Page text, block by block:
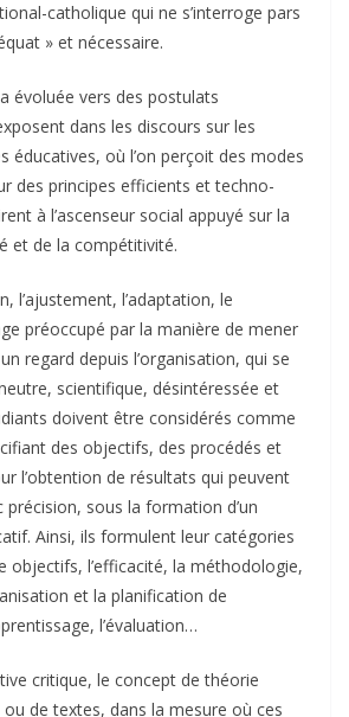
catholique qui ne s’interroge pars
» et nécessaire.
évoluée vers des postulats
dans les discours sur les
éducatives, où l’on perçoit des modes
des principes efficients et techno-
à l’ascenseur social appuyé sur la
et de la compétitivité.
l’ajustement, l’adaptation, le
préoccupé par la manière de mener
un regard depuis l’organisation, qui se
scientifique, désintéressée et
doivent être considérés comme
des objectifs, des procédés et
l’obtention de résultats qui peuvent
sous la formation d’un
Ainsi, ils formulent leur catégories
objectifs, l’efficacité, la méthodologie,
et la planification de
l’évaluation…
critique, le concept de théorie
de textes, dans la mesure où ces